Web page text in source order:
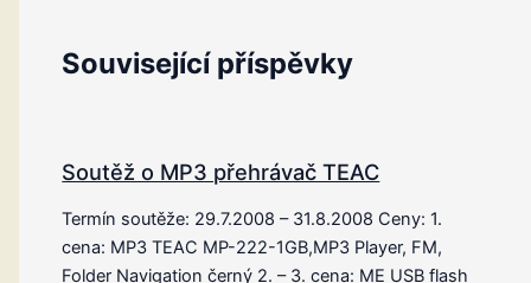
Související příspěvky
Soutěž o MP3 přehrávač TEAC
Termín soutěže: 29.7.2008 – 31.8.2008 Ceny: 1.
cena: MP3 TEAC MP-222-1GB,MP3 Player, FM,
Folder Navigation černý 2. – 3. cena: ME USB flash